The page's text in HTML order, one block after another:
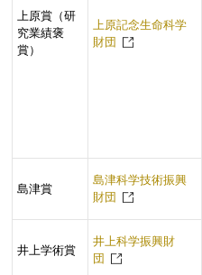
上原賞（研
究業績褒
賞）
上原記念生命科学
財団
島津賞
島津科学技術振興
財団
井上学術賞
井上科学振興財
団